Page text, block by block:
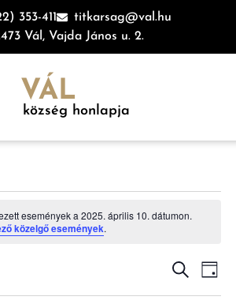
353-411
titkarsag@val.hu
Vál, Vajda János u. 2.
VÁL
község honlapja
események a 2025. április 10. dátumon.
közelgő események.
Keresett
Nap